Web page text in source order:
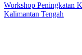
Workshop Peningkatan
Kalimantan Tengah